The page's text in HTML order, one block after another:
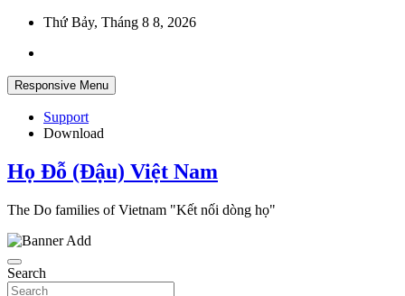
Skip
content
Thứ Bảy, Tháng 8 8, 2026
Responsive Menu
Support
Download
Họ Đỗ (Đậu) Việt Nam
The Do families of Vietnam "Kết nối dòng họ"
Search